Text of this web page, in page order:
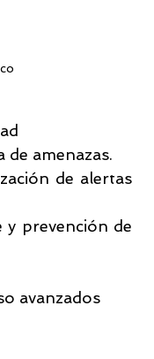
de amenazas.
de alertas
y prevención de
avanzados